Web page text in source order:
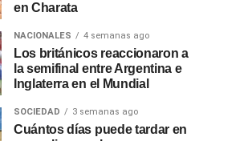
en Charata
NACIONALES 4 semanas ago
Los británicos reaccionaron a
la semifinal entre Argentina e
Inglaterra en el Mundial
SOCIEDAD 3 semanas ago
Cuántos días puede tardar en